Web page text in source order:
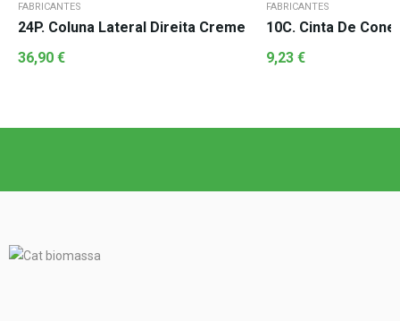
FABRICANTES
24P. Coluna Lateral Direita Creme
36,90 €
FABRICANTES
10C. Cinta De
9,23 €